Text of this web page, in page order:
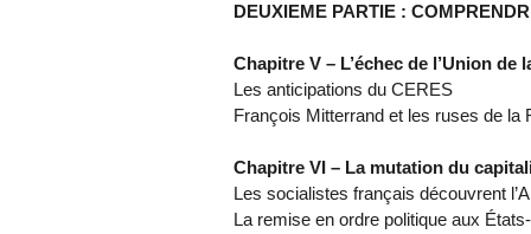
DEUXIEME PARTIE :
Chapitre V – L’échec de l’Union de
Les anticipations du CERES
François Mitterrand et les ruses de la
Chapitre VI – La mutation du
Les socialistes français découvrent
La remise en ordre politique aux